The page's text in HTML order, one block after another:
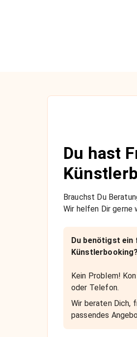
Du hast
Brauchst Du
Wir helfen Dir gerne
Du benötigst ein
Künstlerbooking?
Kein Problem!
oder Telefon.
Wir beraten Dich,
passendes